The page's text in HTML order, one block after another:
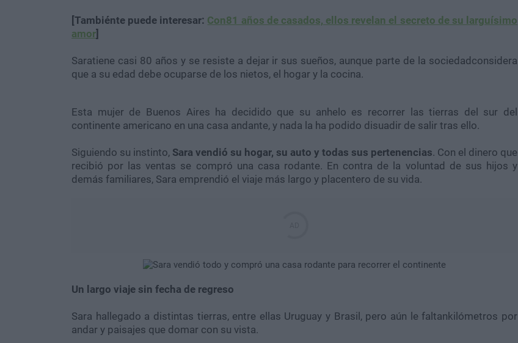
[Tambiénte puede interesar: Con81 años de casados, ellos revelan el secreto de su larguísimo
amor]
Saratiene casi 80 años y se resiste a dejar ir sus sueños, aunque parte de la sociedadconsidera
que a su edad debe ocuparse de los nietos, el hogar y la cocina.
Esta mujer de Buenos Aires ha decidido que su anhelo es recorrer las tierras del sur del
continente americano en una casa andante, y nada la ha podido disuadir de salir tras ello.
Siguiendo su instinto, Sara vendió su hogar, su auto y todas sus pertenencias. Con el dinero que
recibió por las ventas se compró una casa rodante. En contra de la voluntad de sus hijos y
demás familiares, Sara emprendió el viaje más largo y placentero de su vida.
Un largo viaje sin fecha de regreso
Sara hallegado a distintas tierras, entre ellas Uruguay y Brasil, pero aún le faltankilómetros por
andar y paisajes que domar con su vista.